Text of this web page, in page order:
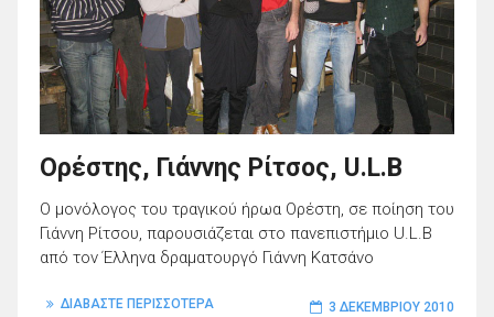
Ορέστης, Γιάννης Ρίτσος, U.L.B
Ο μονόλογος του τραγικού ήρωα Ορέστη, σε ποίηση του
Γιάννη Ρίτσου, παρουσιάζεται στο πανεπιστήμιο U.L.B
από τον Έλληνα δραματουργό Γιάννη Κατσάνο
ΔΙΑΒΑΣΤΕ ΠΕΡΙΣΣΟΤΕΡΑ 3 ΔΕΚΕΜΒΡΊΟΥ 2010